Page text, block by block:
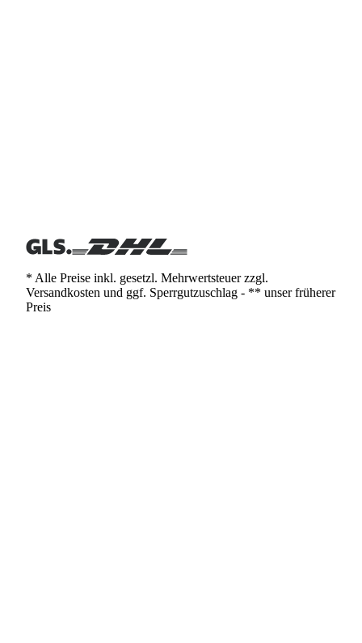
* Alle Preise inkl. gesetzl. Mehrwertsteuer zzgl.
Versandkosten und ggf. Sperrgutzuschlag - ** unser früherer
Preis